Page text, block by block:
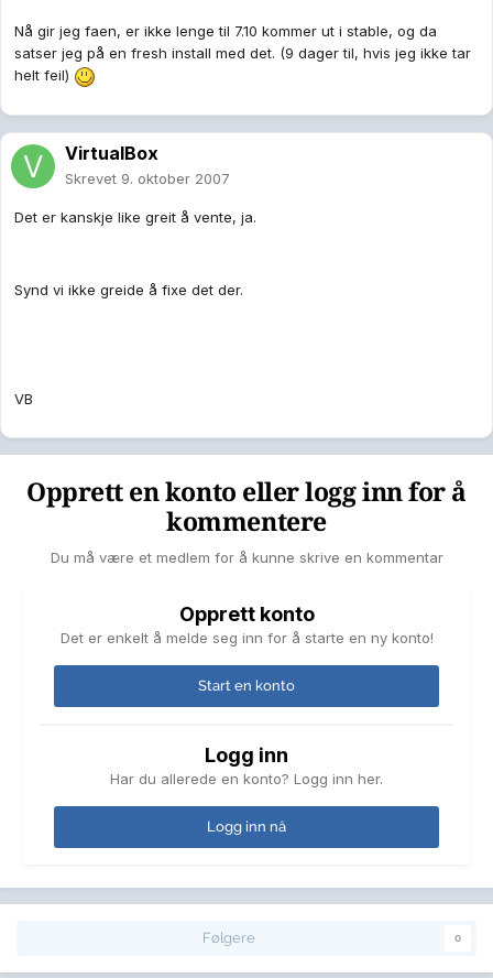
Nå gir jeg faen, er ikke lenge til 7.10 kommer ut i stable, og da
satser jeg på en fresh install med det. (9 dager til, hvis jeg ikke tar
helt feil)
VirtualBox
Skrevet 9. oktober 2007
Det er kanskje like greit å vente, ja.
Synd vi ikke greide å fixe det der.
VB
Opprett en konto eller logg inn for å
kommentere
Du må være et medlem for å kunne skrive en kommentar
Opprett konto
Det er enkelt å melde seg inn for å starte en ny konto!
Start en konto
Logg inn
Har du allerede en konto? Logg inn her.
Logg inn nå
Følgere 0